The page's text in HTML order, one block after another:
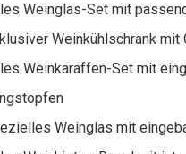
Weinglas-Set mit
Weinkühlschrank mit
Weinkaraffen-Set mit
Weinglas mit